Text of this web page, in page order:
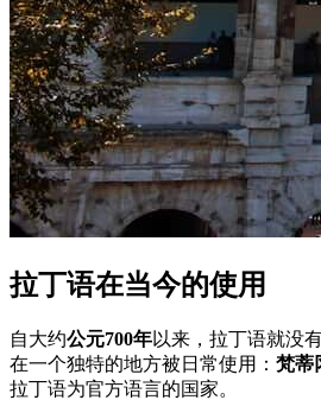
拉丁语在当今的使用
自大约公元700年以来，拉丁语就没
在一个独特的地方被日常使用： 梵蒂
拉丁语为官方语言的国家。